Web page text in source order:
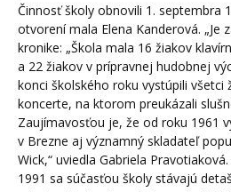
Činnosť školy obnovili 1. septembra
otvorení mala Elena Kanderová. „Je
kronike: „Škola mala 16 žiakov
a 22 žiakov v prípravnej hudobnej
konci školského roku vystúpili všetci
koncerte, na ktorom preukázali
Zaujímavosťou je, že od roku 1961
v Brezne aj významný skladateľ
Wick,“ uviedla Gabriela
1991 sa súčasťou školy stávajú